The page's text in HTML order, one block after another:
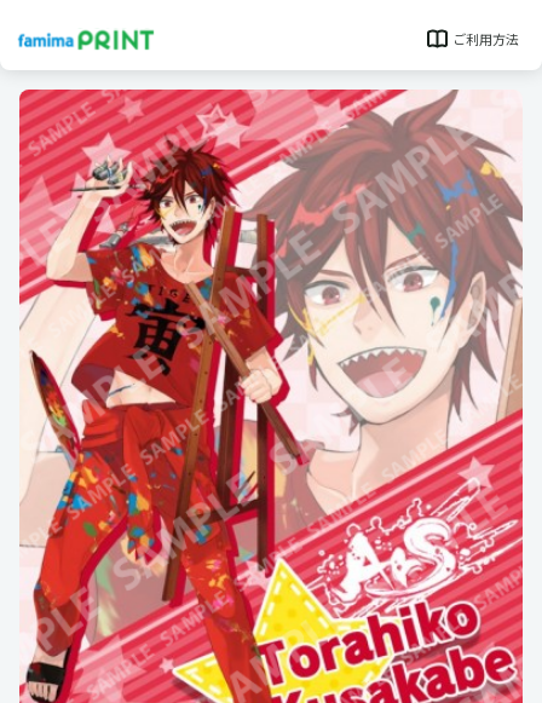
ご利用方法